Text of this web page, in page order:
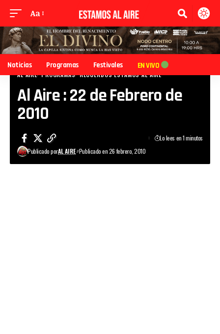
Aa
Noticias Programas Festivales EN VIVO
AL AIRE PROGRAMAS RECUERDOS ESTAMOS AL AIRE
Al Aire : 22 de Febrero de
2010
Publicado porAL AIRE Publicado en 26 febrero, 2010
Lo lees en 1 minutos